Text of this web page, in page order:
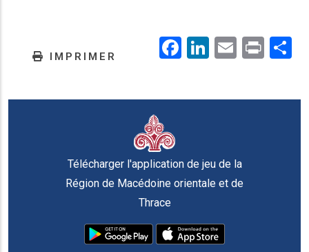
IMPRIMER Facebook
LinkedIn
EmailPrint
Télécharger l'application de jeu de la
Région de Macédoine orientale et de
Thrace